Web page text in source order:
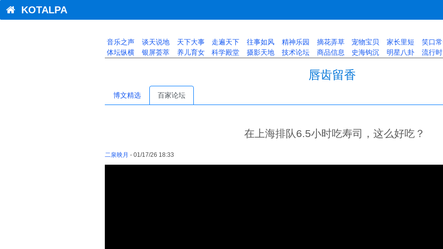
KOTALPA
音乐之声 谈天说地 天下大事 走遍天下 往事如风 精神乐园 摘花弄草 宠物宝贝 家长里短
笑口
体坛纵横
银屏荟萃 养儿育女 科学殿堂 摄影天地 技术论坛 商品信息 史海钩沉 明星八卦 流行
唇齿留香
博文精选 百家论坛
在上海排队6.5小时吃寿司，这么好吃？
二泉映月 - 01/17/26 18:33